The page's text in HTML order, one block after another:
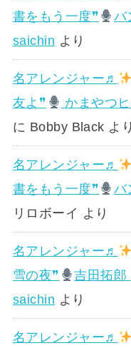
書をもう一度❞
バ
saichin より
名アレンジャー♬
友よ❞
かまやつ
に Bobby Black より
名アレンジャー♬
書をもう一度❞
バ
リロボーイ より
名アレンジャー♬
雪の夜❞
吉田拓郎
saichin より
名アレンジャー♬